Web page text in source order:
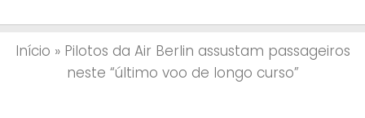
Início » Pilotos da Air Berlin assustam passageiros
neste “último voo de longo curso”